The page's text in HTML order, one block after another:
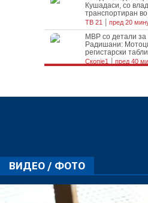
ВИДЕО / ФОТО